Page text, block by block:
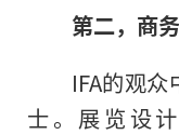
第二，商
IFA的观
士。展览设